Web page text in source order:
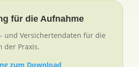
für die Aufnahme
und Versichertendaten für die
der Praxis.
zum Download